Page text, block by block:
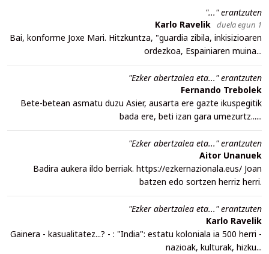
"..." erantzuten
Karlo Ravelik duela egun 1
Bai, konforme Joxe Mari. Hitzkuntza, "guardia zibila, inkisizioaren
ordezkoa, Espainiaren muina...
"Ezker abertzalea eta..." erantzuten
Fernando Trebolek
Bete-betean asmatu duzu Asier, ausarta ere gazte ikuspegitik
bada ere, beti izan gara umezurtz......
"Ezker abertzalea eta..." erantzuten
Aitor Unanuek
Badira aukera ildo berriak. https://ezkernazionala.eus/ Joan
batzen edo sortzen herriz herri.
"Ezker abertzalea eta..." erantzuten
Karlo Ravelik
Gainera - kasualitatez...? - : "India": estatu koloniala ia 500 herri -
nazioak, kulturak, hizku...